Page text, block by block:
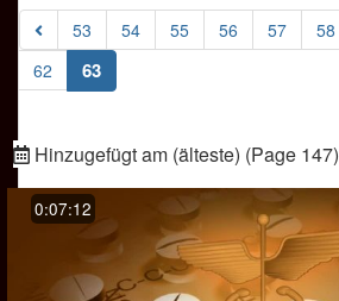
53 54 55 56 57 58
62
63(current)
Hinzugefügt am (älteste) (Page 147)
0:07:12